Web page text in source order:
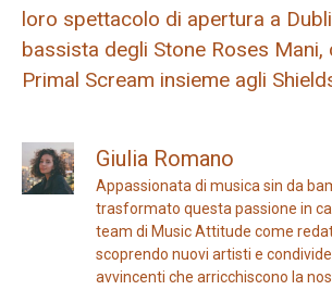
loro spettacolo di apertura a
bassista degli Stone Roses Mani,
Primal Scream insieme agli
Giulia Romano
Appassionata di musica sin da
trasformato questa passione in
team di Music Attitude come
scoprendo nuovi artisti e
avvincenti che arricchiscono la